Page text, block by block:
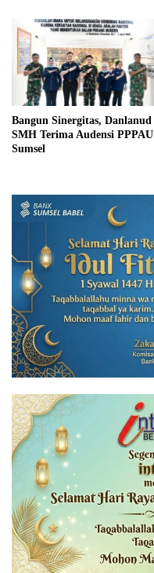
Bangun Sinergitas, Danlanud
SMH Terima Audensi PPPAU
Sumsel